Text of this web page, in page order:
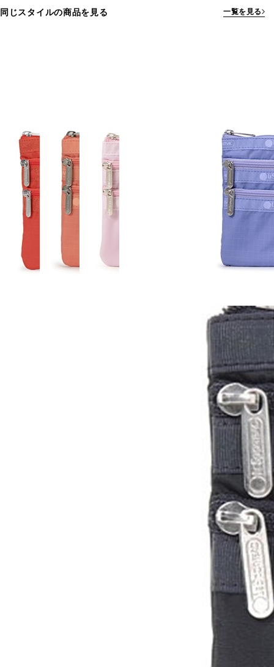
同じスタイルの商品を見る 一覧を見る